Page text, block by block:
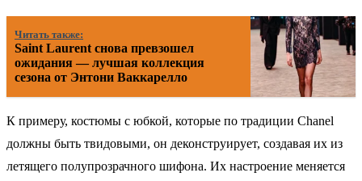
Читать также:
Saint Laurent снова превзошел
ожидания — лучшая коллекция
сезона от Энтони Ваккарелло
К примеру, костюмы с юбкой, которые по традиции Chanel
должны быть твидовыми, он деконструирует, создавая их из
летящего полупрозрачного шифона. Их настроение меняется